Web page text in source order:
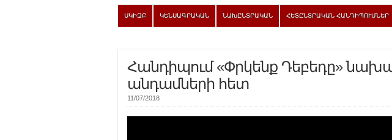
ՍԿԻԶԲ ԿԵՆՍԱԳՐԱԿԱՆ ՆԱԽԸՆՏՐԱԿԱՆ ՀԵՏԸՆՏՐԱԿԱՆ ՀԱՆԴԻՊՈՒՄՆԵՐ
Հանդիպում «Փրկենք Դեբեդը»
անդամների հետ
11/07/2018